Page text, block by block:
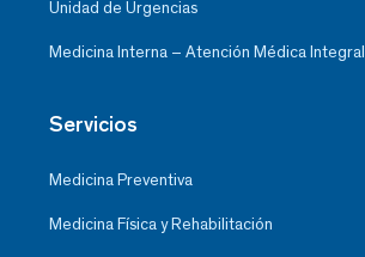
Unidad de Urgencias
Medicina Interna – Atención Médica Integral
Servicios
Medicina Preventiva
Medicina Física y Rehabilitación